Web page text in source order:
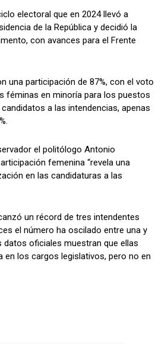
electoral que en 2024 llevó a
de la República y decidió la
con avances para el Frente
una participación de 87%, con el voto
féminas en minoría para los puestos
a las intendencias, apenas
el politólogo Antonio
femenina “revela una
en las candidaturas a las
un récord de tres intendentes
el número ha oscilado entre una y
datos oficiales muestran que ellas
en los cargos legislativos, pero no en